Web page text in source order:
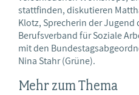
stattfinden, diskutieren
Klotz, Sprecherin der Jugend
Berufsverband für Soziale
mit den
Nina Stahr (Grüne).
Mehr zum Thema